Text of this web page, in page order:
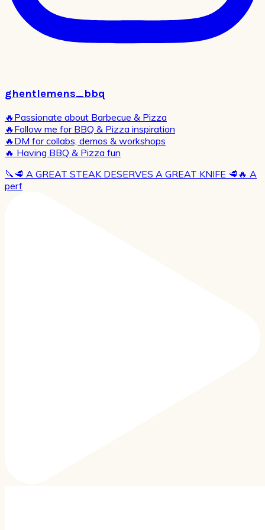
ghentlemens_bbq
🔥Passionate about Barbecue & Pizza
🔥Follow me for BBQ & Pizza inspiration
🔥DM for collabs, demos & workshops
🔥 Having BBQ & Pizza fun
🔪🥩 A GREAT STEAK DESERVES A GREAT KNIFE 🥩🔥 A
perf